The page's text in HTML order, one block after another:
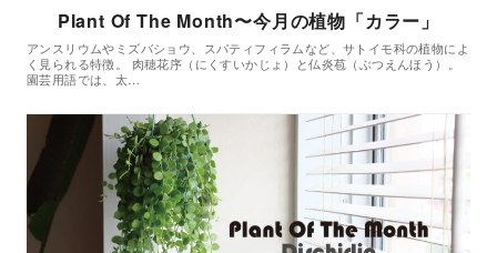
Plant Of The Month〜今月の植物「カラー」
アンスリウムやミズバショウ、スパティフィラムなど、サトイモ科の植物によ
く見られる特徴。 肉穂花序（にくすいかじょ）と仏炎苞（ぶつえんほう）。
園芸用語では、太…